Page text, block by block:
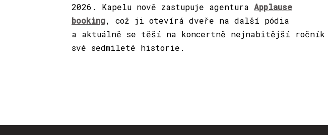
2026. Kapelu nově zastupuje agentura Applause
booking, což ji otevírá dveře na další pódia
a aktuálně se těší na koncertně nejnabitější ročník
své sedmileté historie.